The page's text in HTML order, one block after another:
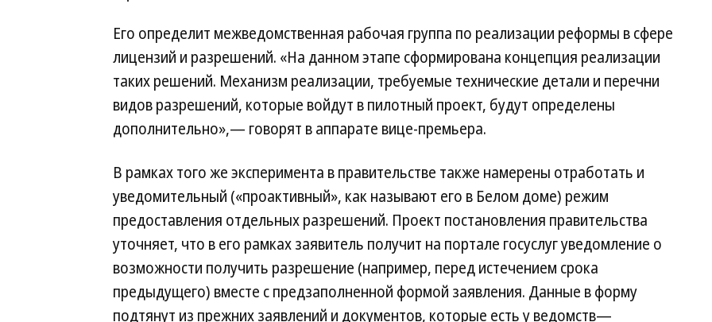
Его определит межведомственная рабочая группа по реализации реформы в сфере
лицензий и разрешений. «На данном этапе сформирована концепция реализации
таких решений. Механизм реализации, требуемые технические детали и перечни
видов разрешений, которые войдут в пилотный проект, будут определены
дополнительно»,— говорят в аппарате вице-премьера.
В рамках того же эксперимента в правительстве также намерены отработать и
уведомительный («проактивный», как называют его в Белом доме) режим
предоставления отдельных разрешений. Проект постановления правительства
уточняет, что в его рамках заявитель получит на портале госуслуг уведомление о
возможности получить разрешение (например, перед истечением срока
предыдущего) вместе с предзаполненной формой заявления. Данные в форму
подтянут из прежних заявлений и документов, которые есть у ведомств—